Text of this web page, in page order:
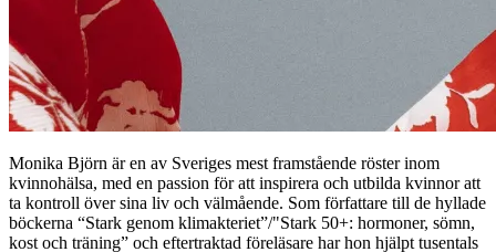
Monika Björn är en av Sveriges mest framstående röster inom
kvinnohälsa, med en passion för att inspirera och utbilda kvinnor att
ta kontroll över sina liv och välmående. Som författare till de hyllade
böckerna “Stark genom klimakteriet”/"Stark 50+: hormoner, sömn,
kost och träning” och eftertraktad föreläsare har hon hjälpt tusentals